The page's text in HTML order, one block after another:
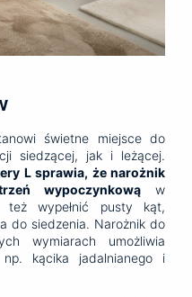
świetne miejsce do
siedzącej, jak i leżącej.
L sprawia, że narożnik
wypoczynkową w
też wypełnić pusty kąt,
do siedzenia. Narożnik do
wymiarach umożliwia
kącika jadalnianego i